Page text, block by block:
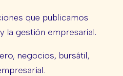
que publicamos
la gestión empresarial.
negocios, bursátil,